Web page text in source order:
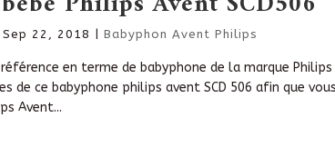
Sep 22, 2018 |Babyphon Avent Philips
référence en terme de babyphone de la marque
de ce babyphone philips avent SCD 506 afin que
Avent...